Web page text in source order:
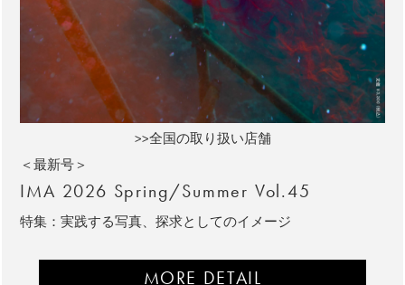
>>全国の取り扱い店舗
＜最新号＞
IMA 2026 Spring/Summer Vol.45
特集：実践する写真、探求としてのイメージ
MORE DETAIL